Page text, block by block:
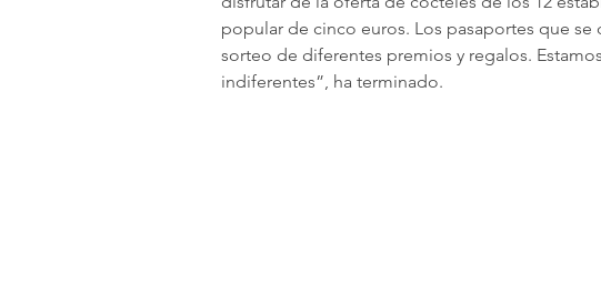
popular de cinco euros. Los pasaportes que
sorteo de diferentes premios y regalos.
indiferentes”, ha terminado.